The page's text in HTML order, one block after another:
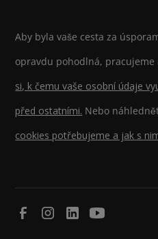
Aby byla vaše cesta za
opravdu pohodlná, pracujeme
si, k čemu vaše osobní údaje
před ostatními. Nebo
cookies potřebujeme a jak s